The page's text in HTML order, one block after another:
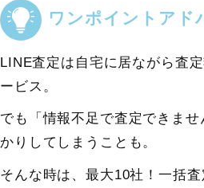
ワンポイントアド
LINE査定は自宅に居ながら査
ービス。
でも
「情報不足で査定できま
かりしてしまうことも。
そんな時は、最大10社！一括